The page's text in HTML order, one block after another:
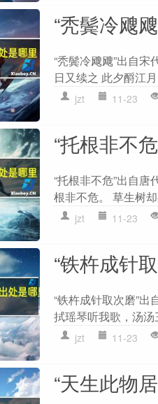
“秃鬓冷飕
“秃鬓冷飕飕”出自
日又续之 此夕酹江
jzt 11-23
“托根非不
“托根非不危”出自
根非不危。 草生树
jzt 11-23
“铁杵成针
“铁杵成针取次磨”
拭瑶琴听我歌，汤
jzt 11-23
“天生此物